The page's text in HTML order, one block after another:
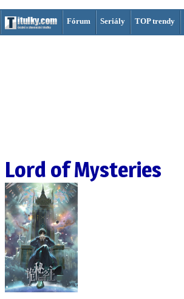
Fórum Seriály TOP trendy
Lord of Mysteries